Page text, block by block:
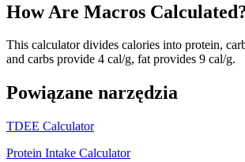
How Are Macros
This calculator divides calories into protein,
and carbs provide 4 cal/g, fat provides 9 cal/g.
Powiązane narzędzia
TDEE Calculator
Protein Intake Calculator